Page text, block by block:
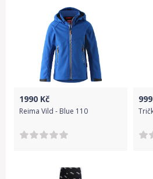
1990 Kč
Reima Vild - Blue 110
999